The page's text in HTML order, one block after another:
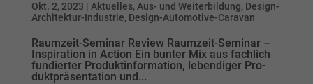
Okt. 2, 2023 | Aktuelles, Aus- und Weiterbildung, Design-
Architektur-Industrie, Design-Automotive-Caravan
Raumzeit-Seminar Review Raumzeit-Seminar –
Inspiration in Action Ein bun­ter Mix aus fach­­lich
fun­­dier­­ter Pro­­dukt­­in­­for­­ma­­tion, le­­ben­­di­­ger Pro­­
dukt­­prä­­sen­­ta­­tion und...